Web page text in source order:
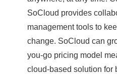
SoCloud provides
management tools to
change. SoCloud can
you-go pricing model
cloud-based solution for